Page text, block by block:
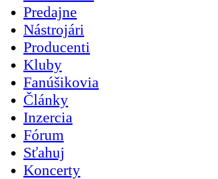
Predajne
Nástrojári
Producenti
Kluby
Fanúšikovia
Články
Inzercia
Fórum
Sťahuj
Koncerty